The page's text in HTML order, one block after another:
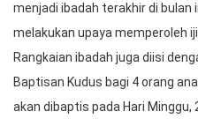
menjadi ibadah terakhir di
melakukan upaya memperoleh
Rangkaian ibadah juga diisi
Baptisan Kudus bagi 4 orang
akan dibaptis pada Hari Minggu,